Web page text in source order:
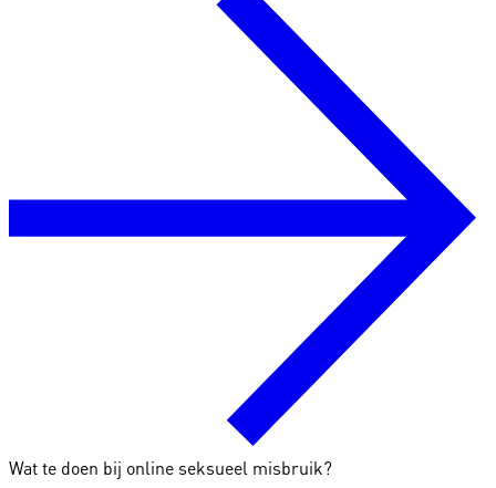
Wat te doen bij online seksueel misbruik?